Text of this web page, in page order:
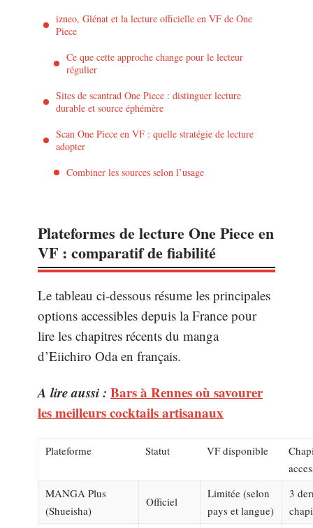
izneo, Glénat et la lecture officielle en VF de One
Piece
Ce que cette approche change pour le lecteur
régulier
Sites de scantrad One Piece : distinguer lecture
durable et source éphémère
Scan One Piece en VF : quelle stratégie de lecture
adopter
Combiner les sources selon l’usage
Plateformes de lecture One Piece en
VF : comparatif de fiabilité
Le tableau ci-dessous résume les principales
options accessibles depuis la France pour
lire les chapitres récents du manga
d’Eiichiro Oda en français.
A lire aussi : Bars à Rennes où savourer
les meilleurs cocktails artisanaux
Plateforme Statut VF disponible
MANGA Plus
(Shueisha)
Officiel
Limitée (selon
pays et langue)
3